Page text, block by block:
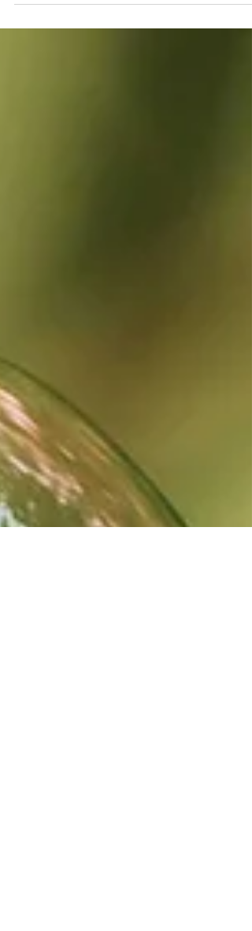
aprender de una mala situación, nos
quedamos pegados al dolor, a lo que nos